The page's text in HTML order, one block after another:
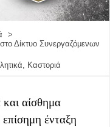
Δίκτυο Συνεργαζόμενων
, Καστοριά
και αίσθημα
ένταξη